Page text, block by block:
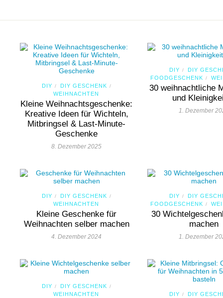
DIY / DIY GESCHENK /
WEIHNACHTEN
Kleine Weihnachtsgeschenke:
Kreative Ideen für Wichteln,
Mitbringsel & Last-Minute-
Geschenke
8. Dezember 2025
DIY /
DIY
FOODGESCHENK /
30 weihnachtliche
und
1. Dezember
DIY / DIY GESCHENK /
WEIHNACHTEN
Kleine Geschenke für
Weihnachten selber machen
4. Dezember 2024
DIY /
DIY
FOODGESCHENK /
30
machen
1. Dezember
DIY / DIY GESCHENK /
WEIHNACHTEN DIY / DIY